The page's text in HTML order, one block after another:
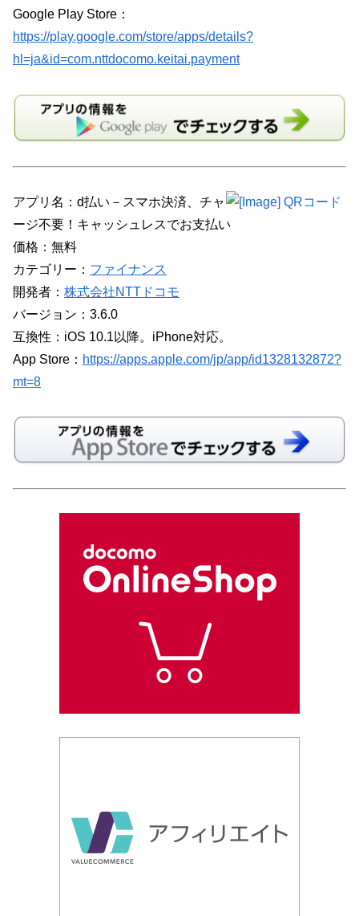
Google Play Store：
https://play.google.com/store/apps/details?
hl=ja&id=com.nttdocomo.keitai.payment
アプリ名：d払い－スマホ決済、チャ
ージ不要！キャッシュレスでお支払い
価格：無料
カテゴリー： ファイナンス
開発者： 株式会社NTTドコモ
バージョン：3.6.0
互換性：iOS 10.1以降。iPhone対応。
App Store： https://apps.apple.com/jp/app/id1328132872?
mt=8